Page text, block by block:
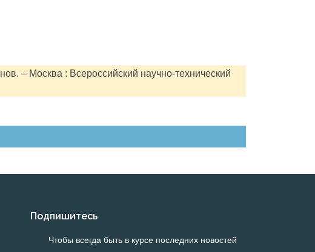
– Москва : Всероссийский научно-технический
Подпишитесь
Чтобы всегда быть в курсе последних новостей